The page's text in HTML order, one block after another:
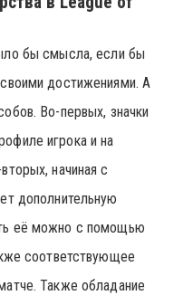
бы смысла, если бы
достижениями. А
Во-первых, значки
игрока и на
начиная с
дополнительную
её можно с помощью
соответствующее
Также обладание